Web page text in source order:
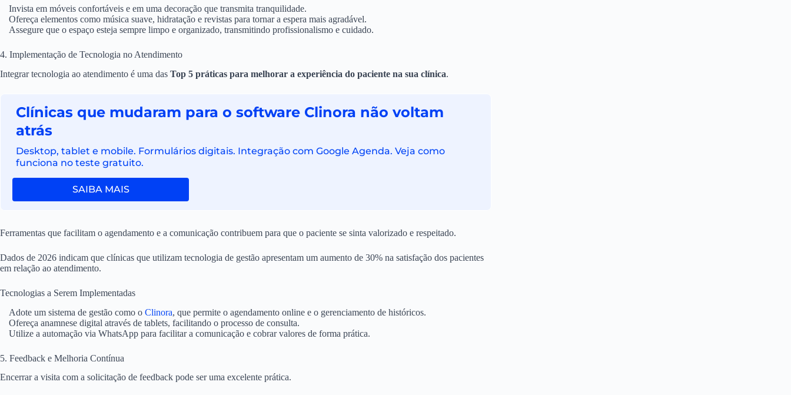
Invista em móveis confortáveis e em uma decoração que transmita tranquilidade.
Ofereça elementos como música suave, hidratação e revistas para tornar a espera mais agradável.
Assegure que o espaço esteja sempre limpo e organizado, transmitindo profissionalismo e cuidado.
4. Implementação de Tecnologia no Atendimento
Integrar tecnologia ao atendimento é uma das Top 5 práticas para melhorar a experiência do paciente na sua clínica.
Clínicas que mudaram para o software Clinora não voltam
atrás
Desktop, tablet e mobile. Formulários digitais. Integração com Google Agenda. Veja como
funciona no teste gratuito.
SAIBA MAIS
Ferramentas que facilitam o agendamento e a comunicação contribuem para que o paciente se sinta valorizado e respeitado.
Dados de 2026 indicam que clínicas que utilizam tecnologia de gestão apresentam um aumento de 30% na satisfação dos pacientes
em relação ao atendimento.
Tecnologias a Serem Implementadas
Adote um sistema de gestão como o Clinora, que permite o agendamento online e o gerenciamento de históricos.
Ofereça anamnese digital através de tablets, facilitando o processo de consulta.
Utilize a automação via WhatsApp para facilitar a comunicação e cobrar valores de forma prática.
5. Feedback e Melhoria Contínua
Encerrar a visita com a solicitação de feedback pode ser uma excelente prática.